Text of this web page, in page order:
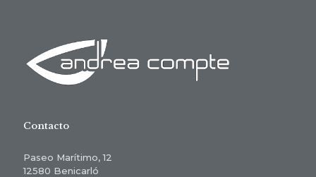
Contacto
Paseo Marítimo, 12
12580 Benicarló